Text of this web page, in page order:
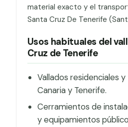
material exacto y el
Santa Cruz De Tenerife
Usos habituales del
Cruz de Tenerife
Vallados residenciales
Canaria y Tenerife.
Cerramientos de
y equipamientos